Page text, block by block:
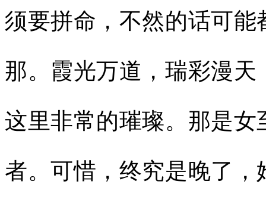
须要拼命，不然的话可
那。霞光万道，瑞彩漫
这里非常的璀璨。那是
者。可惜，终究是晚了